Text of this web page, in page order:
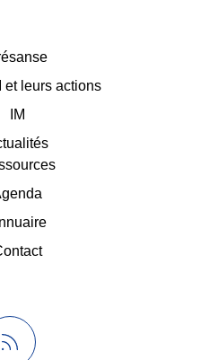
et leurs actions
IM